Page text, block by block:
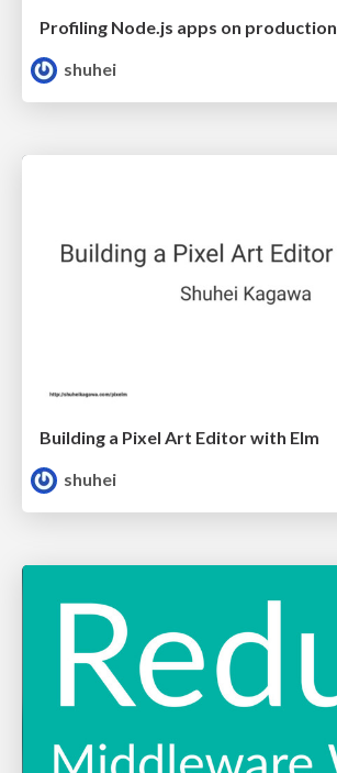
Profiling Node.js apps on production
shuhei
Building a Pixel Art Editor with Elm
shuhei